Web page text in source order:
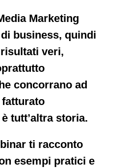
Marketing
business, quindi
veri,
concorrano ad
tutt’altra storia.
ti racconto
esempi pratici e